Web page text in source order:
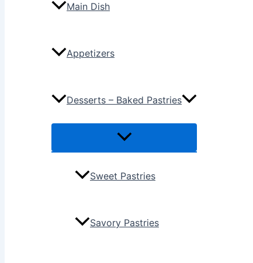
Main Dish
Appetizers
Desserts – Baked Pastries
Sweet Pastries
Savory Pastries